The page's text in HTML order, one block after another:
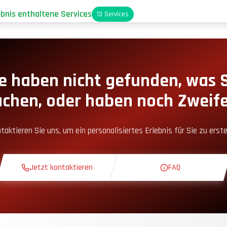
enthaltene Services 13 Services
Ecke
haben nicht gefunden, was
oder haben noch
Sie uns, um ein personalisiertes Erlebnis für Sie zu
Jetzt kontaktieren FAQ